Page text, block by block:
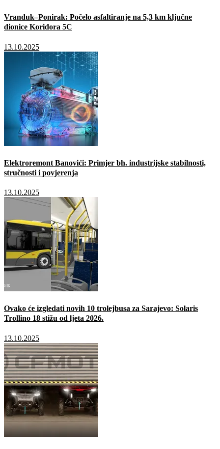
Vranduk–Ponirak: Počelo asfaltiranje na 5,3 km ključne
dionice Koridora 5C
13.10.2025
Elektroremont Banovići: Primjer bh. industrijske stabilnosti,
stručnosti i povjerenja
13.10.2025
Ovako će izgledati novih 10 trolejbusa za Sarajevo: Solaris
Trollino 18 stižu od ljeta 2026.
13.10.2025